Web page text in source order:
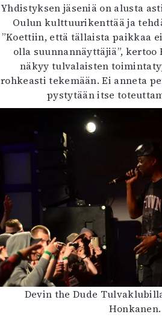
Yhdistyksen jäseniä on alusta
Oulun kulttuurikenttää ja
”Koettiin, että tällaista paikkaa
olla suunnannäyttäjiä”, kertoo
näkyy tulvalaisten
rohkeasti tekemään. Ei anneta
pystytään itse
Devin the Dude
Honkanen.